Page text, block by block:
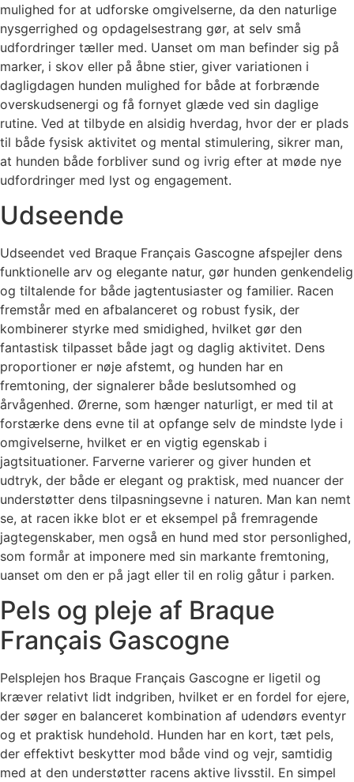
mulighed for at udforske omgivelserne, da den naturlige
nysgerrighed og opdagelsestrang gør, at selv små
udfordringer tæller med. Uanset om man befinder sig på
marker, i skov eller på åbne stier, giver variationen i
dagligdagen hunden mulighed for både at forbrænde
overskudsenergi og få fornyet glæde ved sin daglige
rutine. Ved at tilbyde en alsidig hverdag, hvor der er plads
til både fysisk aktivitet og mental stimulering, sikrer man,
at hunden både forbliver sund og ivrig efter at møde nye
udfordringer med lyst og engagement.
Udseende
Udseendet ved Braque Français Gascogne afspejler dens
funktionelle arv og elegante natur, gør hunden genkendelig
og tiltalende for både jagtentusiaster og familier. Racen
fremstår med en afbalanceret og robust fysik, der
kombinerer styrke med smidighed, hvilket gør den
fantastisk tilpasset både jagt og daglig aktivitet. Dens
proportioner er nøje afstemt, og hunden har en
fremtoning, der signalerer både beslutsomhed og
årvågenhed. Ørerne, som hænger naturligt, er med til at
forstærke dens evne til at opfange selv de mindste lyde i
omgivelserne, hvilket er en vigtig egenskab i
jagtsituationer. Farverne varierer og giver hunden et
udtryk, der både er elegant og praktisk, med nuancer der
understøtter dens tilpasningsevne i naturen. Man kan nemt
se, at racen ikke blot er et eksempel på fremragende
jagtegenskaber, men også en hund med stor personlighed,
som formår at imponere med sin markante fremtoning,
uanset om den er på jagt eller til en rolig gåtur i parken.
Pels og pleje af Braque
Français Gascogne
Pelsplejen hos Braque Français Gascogne er ligetil og
kræver relativt lidt indgriben, hvilket er en fordel for ejere,
der søger en balanceret kombination af udendørs eventyr
og et praktisk hundehold. Hunden har en kort, tæt pels,
der effektivt beskytter mod både vind og vejr, samtidig
med at den understøtter racens aktive livsstil. En simpel